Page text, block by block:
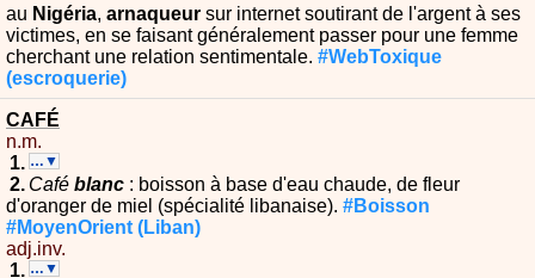
au Nigéria, arnaqueur sur internet soutirant de l'argent à ses
victimes, en se faisant généralement passer pour une femme
cherchant une relation sentimentale. #WebToxique
(escroquerie)
CAFÉ
n.m.
…▼
Café blanc : boisson à base d'eau chaude, de fleur
d'oranger de miel (spécialité libanaise). #Boisson
#MoyenOrient (Liban)
adj.inv.
…▼